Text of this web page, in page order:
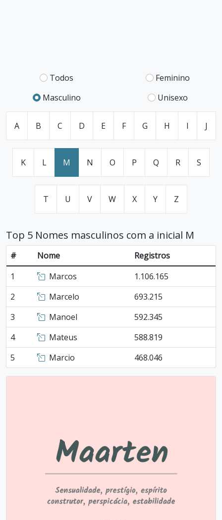
Todos
Feminino
Masculino
Unisexo
A B C D E F G H I J
K L M N O P Q R S
T U V W X Y Z
Top 5 Nomes masculinos com a inicial M
# Nome
Registros
1
Marcos
1.106.165
2
Marcelo
693.215
3
Manoel
592.345
4
Mateus
588.819
5
Marcio 468.046